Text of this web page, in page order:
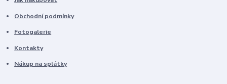
Obchodní podmínky
Fotogalerie
Kontakty
Nákup na splátky